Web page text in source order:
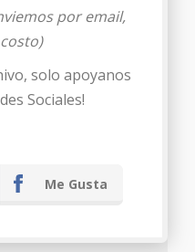
por email,
solo apoyanos
Sociales!
Me Gusta